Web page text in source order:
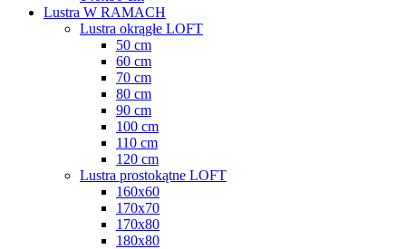
Lustra W RAMACH
Lustra okrągłe LOFT
50 cm
60 cm
70 cm
80 cm
90 cm
100 cm
110 cm
120 cm
Lustra prostokątne LOFT
160x60
170x70
170x80
180x80